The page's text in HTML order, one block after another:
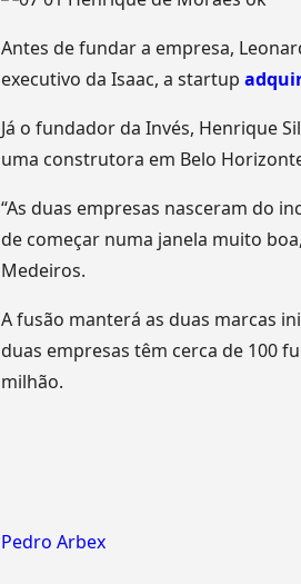
Antes de fundar a empresa,
executivo da Isaac, a startup
Já o fundador da Invés, Henrique
uma construtora em Belo
“As duas empresas nasceram do
de começar numa janela muito
Medeiros.
A fusão manterá as duas marcas
duas empresas têm cerca de 100
milhão.
Pedro Arbex